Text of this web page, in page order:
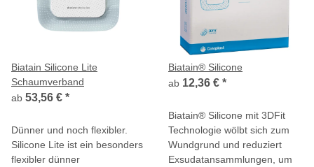
Biatain Silicone Lite
Schaumverband
ab 53,56 € *
Dünner und noch flexibler.
Silicone Lite ist ein besonders
flexibler dünner
Biatain® Silicone
ab 12,36 € *
Biatain® Silicone mit 3DFit
Technologie wölbt sich zum
Wundgrund und reduziert
Exsudatansammlungen, um